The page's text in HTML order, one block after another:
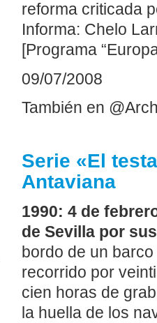
reforma criticada
Informa: Chelo
[Programa
09/07/2008
También en
Serie «El
Antaviana
1990: 4 de
de Sevilla por
bordo de un
recorrido por
cien horas de
la huella de los